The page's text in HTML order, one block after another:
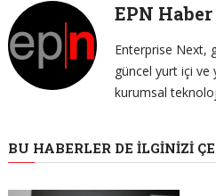
EPN
Enterprise Next,
güncel yurt içi ve
kurumsal teknoloji
BU HABERLER DE İLGINIZI